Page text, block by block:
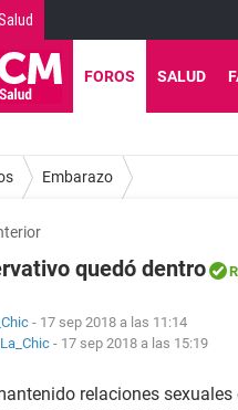
FOROS SALUD
Embarazo
quedó dentro
- 17 sep 2018 a las 11:14
La_Chic - 17 sep 2018 a las 15:19
relaciones